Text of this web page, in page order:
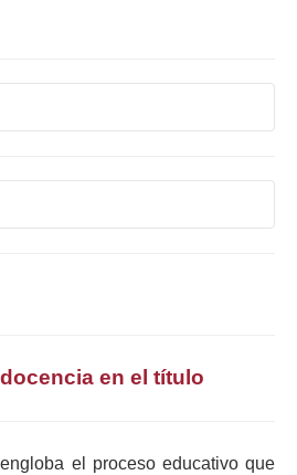
en el título
el proceso educativo que